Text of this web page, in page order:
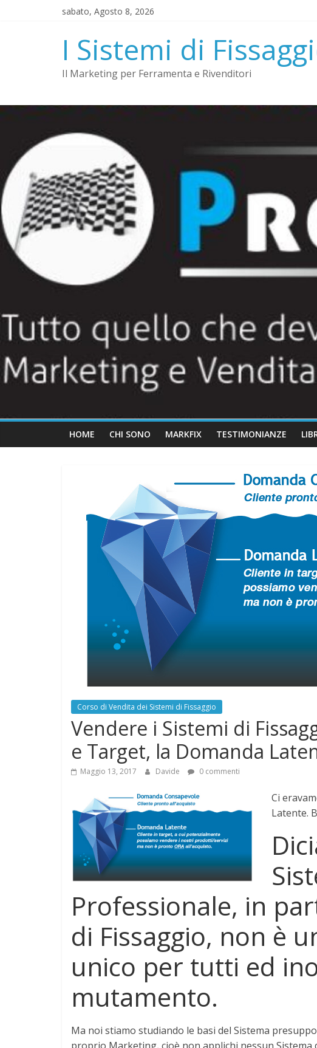
sabato, Agosto 8, 2026
I Sistemi di
Il Marketing per Ferramenta e Rivenditori
HOME CHI SONO MARKFIX TESTIMONIANZE
Corso di Vendita dei Sistemi di Fissaggio
Vendere i Sistemi di
e Target, la Domanda
Maggio 13, 2017 Davide 0 commenti
Ci
Latente.
Professionale, in
di Fissaggio, non è
unico per tutti ed
mutamento.
Ma noi stiamo studiando le basi del Sistema
proprio Marketing, cioè non applichi nessun Sistema